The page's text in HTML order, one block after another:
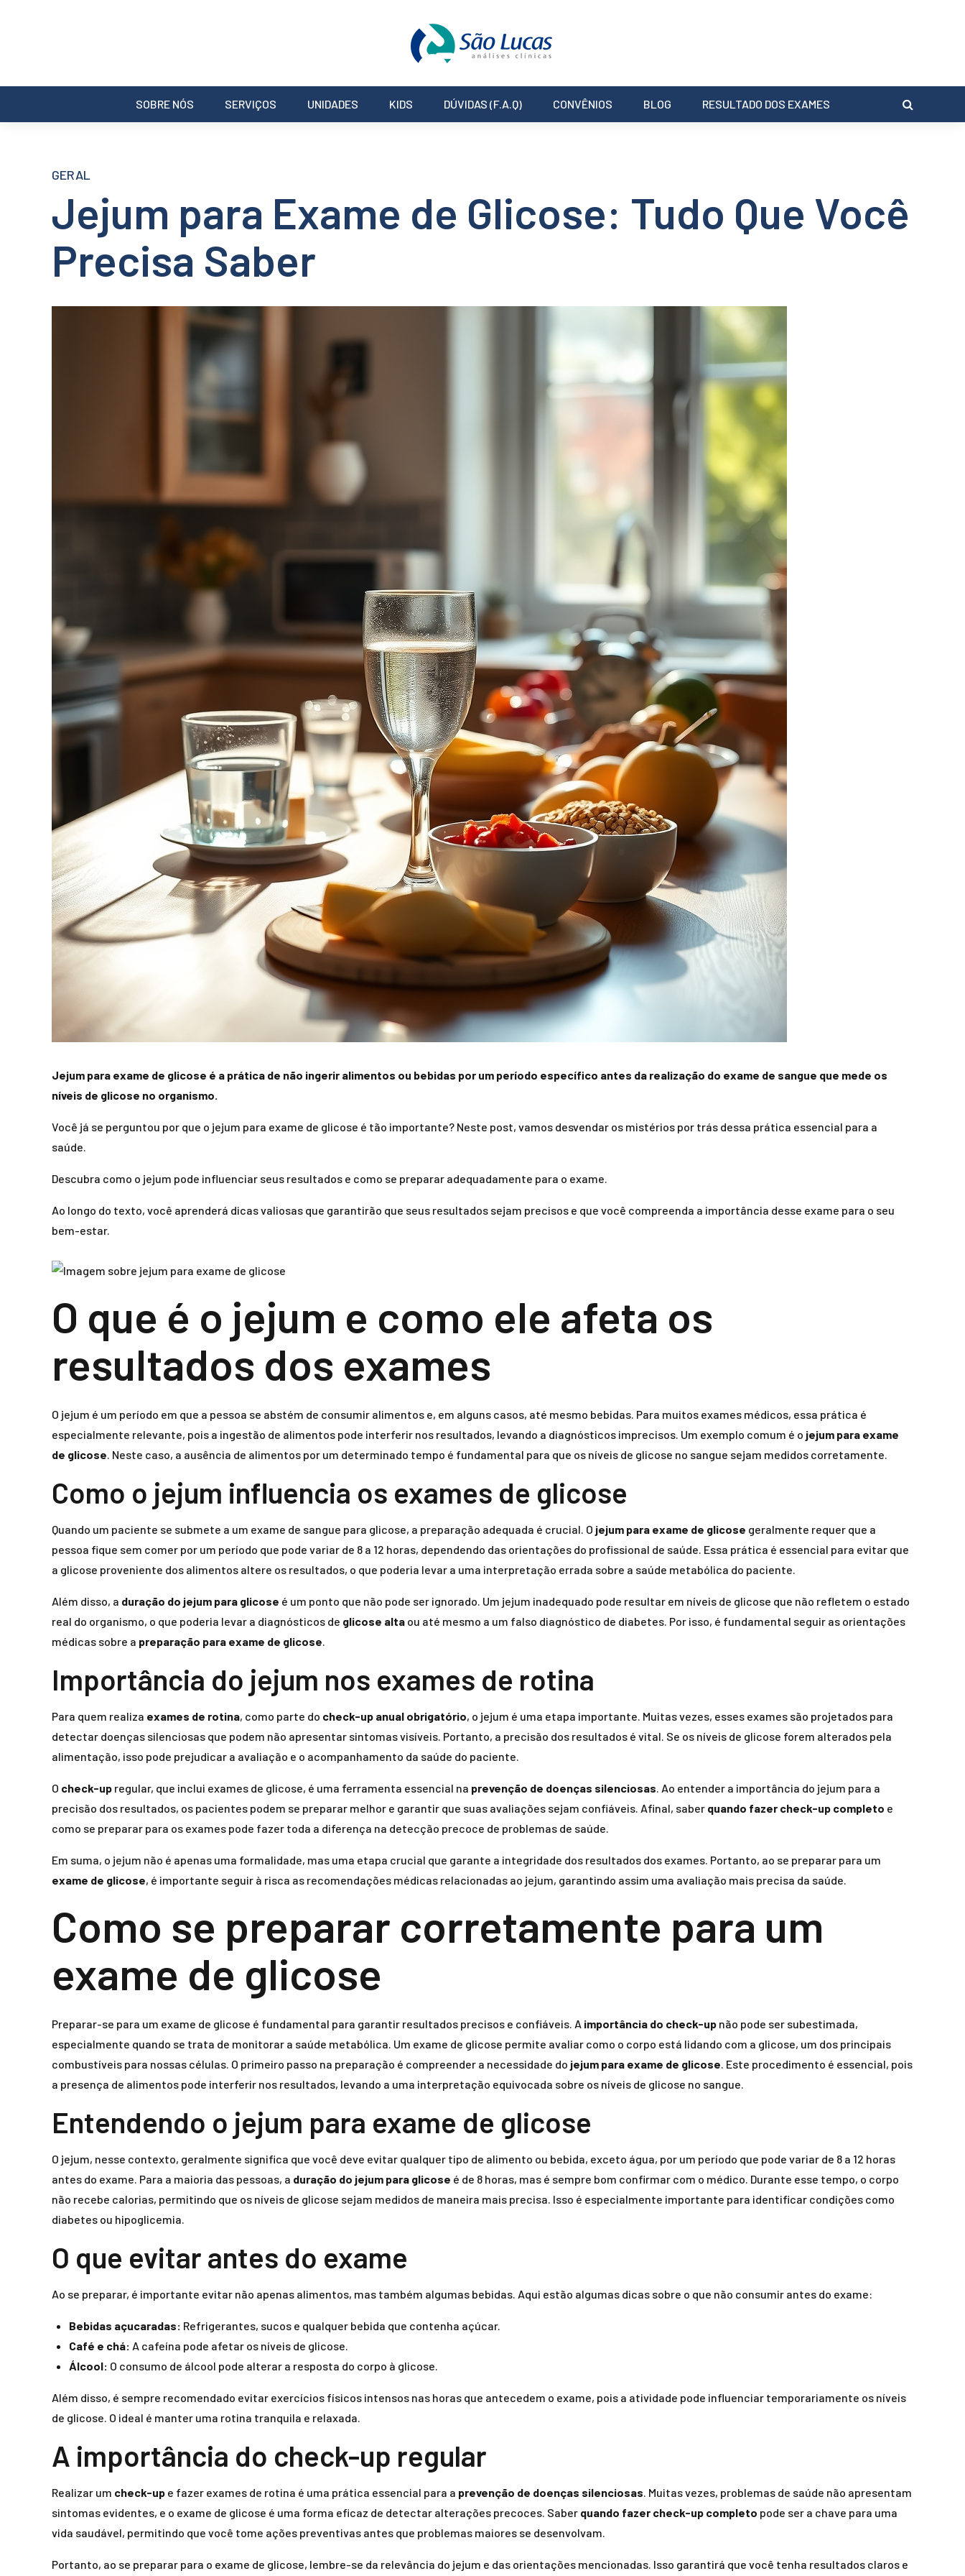
SOBRE NÓS SERVIÇOS UNIDADES KIDS DÚVIDAS (F.A.Q) CONVÊNIOS BLOG RESULTADO DOS EXAMES
GERAL
Jejum para Exame de Glicose: Tudo Que Você
Precisa Saber
Jejum para exame de glicose é a prática de não ingerir alimentos ou bebidas por um período específico antes da realização do exame de sangue que mede os
níveis de glicose no organismo.
Você já se perguntou por que o jejum para exame de glicose é tão importante? Neste post, vamos desvendar os mistérios por trás dessa prática essencial para a
saúde.
Descubra como o jejum pode influenciar seus resultados e como se preparar adequadamente para o exame.
Ao longo do texto, você aprenderá dicas valiosas que garantirão que seus resultados sejam precisos e que você compreenda a importância desse exame para o seu
bem-estar.
O que é o jejum e como ele afeta os
resultados dos exames
O jejum é um período em que a pessoa se abstém de consumir alimentos e, em alguns casos, até mesmo bebidas. Para muitos exames médicos, essa prática é
especialmente relevante, pois a ingestão de alimentos pode interferir nos resultados, levando a diagnósticos imprecisos. Um exemplo comum é o jejum para exame
de glicose. Neste caso, a ausência de alimentos por um determinado tempo é fundamental para que os níveis de glicose no sangue sejam medidos corretamente.
Como o jejum influencia os exames de glicose
Quando um paciente se submete a um exame de sangue para glicose, a preparação adequada é crucial. O jejum para exame de glicose geralmente requer que a
pessoa fique sem comer por um período que pode variar de 8 a 12 horas, dependendo das orientações do profissional de saúde. Essa prática é essencial para evitar que
a glicose proveniente dos alimentos altere os resultados, o que poderia levar a uma interpretação errada sobre a saúde metabólica do paciente.
Além disso, a duração do jejum para glicose é um ponto que não pode ser ignorado. Um jejum inadequado pode resultar em níveis de glicose que não refletem o estado
real do organismo, o que poderia levar a diagnósticos de glicose alta ou até mesmo a um falso diagnóstico de diabetes. Por isso, é fundamental seguir as orientações
médicas sobre a preparação para exame de glicose.
Importância do jejum nos exames de rotina
Para quem realiza exames de rotina, como parte do check-up anual obrigatório, o jejum é uma etapa importante. Muitas vezes, esses exames são projetados para
detectar doenças silenciosas que podem não apresentar sintomas visíveis. Portanto, a precisão dos resultados é vital. Se os níveis de glicose forem alterados pela
alimentação, isso pode prejudicar a avaliação e o acompanhamento da saúde do paciente.
O check-up regular, que inclui exames de glicose, é uma ferramenta essencial na prevenção de doenças silenciosas. Ao entender a importância do jejum para a
precisão dos resultados, os pacientes podem se preparar melhor e garantir que suas avaliações sejam confiáveis. Afinal, saber quando fazer check-up completo e
como se preparar para os exames pode fazer toda a diferença na detecção precoce de problemas de saúde.
Em suma, o jejum não é apenas uma formalidade, mas uma etapa crucial que garante a integridade dos resultados dos exames. Portanto, ao se preparar para um
exame de glicose, é importante seguir à risca as recomendações médicas relacionadas ao jejum, garantindo assim uma avaliação mais precisa da saúde.
Como se preparar corretamente para um
exame de glicose
Preparar-se para um exame de glicose é fundamental para garantir resultados precisos e confiáveis. A importância do check-up não pode ser subestimada,
especialmente quando se trata de monitorar a saúde metabólica. Um exame de glicose permite avaliar como o corpo está lidando com a glicose, um dos principais
combustíveis para nossas células. O primeiro passo na preparação é compreender a necessidade do jejum para exame de glicose. Este procedimento é essencial, pois
a presença de alimentos pode interferir nos resultados, levando a uma interpretação equivocada sobre os níveis de glicose no sangue.
Entendendo o jejum para exame de glicose
O jejum, nesse contexto, geralmente significa que você deve evitar qualquer tipo de alimento ou bebida, exceto água, por um período que pode variar de 8 a 12 horas
antes do exame. Para a maioria das pessoas, a duração do jejum para glicose é de 8 horas, mas é sempre bom confirmar com o médico. Durante esse tempo, o corpo
não recebe calorias, permitindo que os níveis de glicose sejam medidos de maneira mais precisa. Isso é especialmente importante para identificar condições como
diabetes ou hipoglicemia.
O que evitar antes do exame
Ao se preparar, é importante evitar não apenas alimentos, mas também algumas bebidas. Aqui estão algumas dicas sobre o que não consumir antes do exame:
Bebidas açucaradas: Refrigerantes, sucos e qualquer bebida que contenha açúcar.
Café e chá: A cafeína pode afetar os níveis de glicose.
Álcool: O consumo de álcool pode alterar a resposta do corpo à glicose.
Além disso, é sempre recomendado evitar exercícios físicos intensos nas horas que antecedem o exame, pois a atividade pode influenciar temporariamente os níveis
de glicose. O ideal é manter uma rotina tranquila e relaxada.
A importância do check-up regular
Realizar um check-up e fazer exames de rotina é uma prática essencial para a prevenção de doenças silenciosas. Muitas vezes, problemas de saúde não apresentam
sintomas evidentes, e o exame de glicose é uma forma eficaz de detectar alterações precoces. Saber quando fazer check-up completo pode ser a chave para uma
vida saudável, permitindo que você tome ações preventivas antes que problemas maiores se desenvolvam.
Portanto, ao se preparar para o exame de glicose, lembre-se da relevância do jejum e das orientações mencionadas. Isso garantirá que você tenha resultados claros e